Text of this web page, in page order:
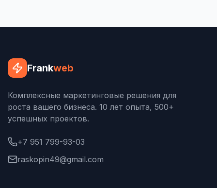
GEO-продвижение в нейросетях и ИИ
Frankweb
Комплексные маркетинговые решения для
роста вашего бизнеса. 10 лет опыта, 500+
успешных проектов.
+7 951 799-93-03
raskopin49@gmail.com